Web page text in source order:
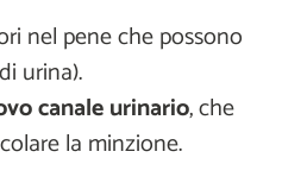
nel pene che possono
urina).
canale urinario, che
la minzione.